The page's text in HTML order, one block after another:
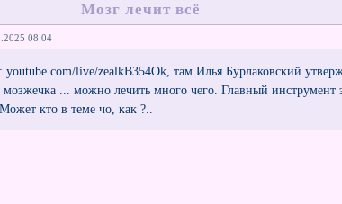
Мозг лечит всё
08:04
youtube.com/live/zealkB354Ok, там Илья Бурлаковский
мозжечка ... можно лечить много чего. Главный инструмент
кто в теме чо, как ?..